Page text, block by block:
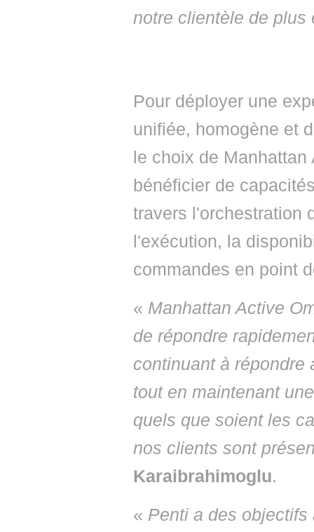
notre clientèle de plus
Pour déployer une
unifiée, homogène et
le choix de
bénéficier de
travers l'orchestration
l'exécution, la
commandes en point
« Manhattan Active
de répondre
continuant à
tout en maintenant
quels que soient les
nos clients sont
Karaibrahimoglu.
« Penti a des